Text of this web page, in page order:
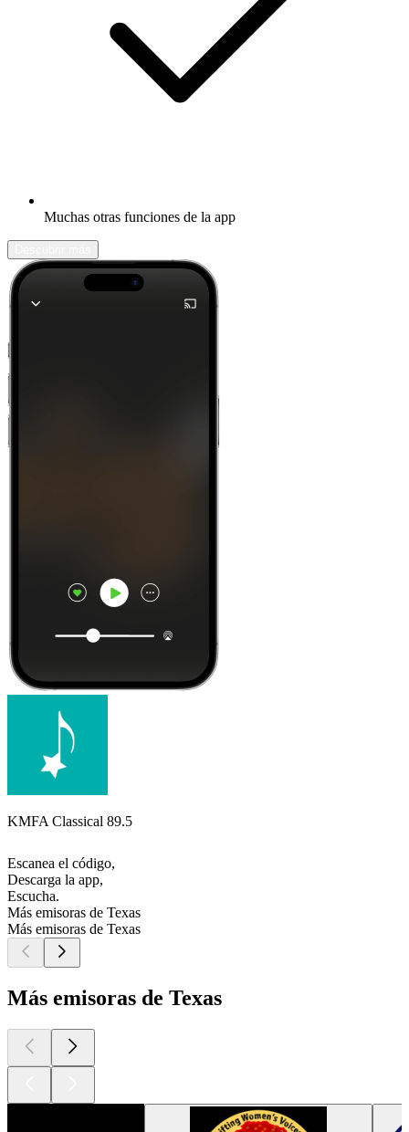
Muchas otras funciones de la app
KMFA Classical 89.5
Escanea el código,
Descarga la app,
Escucha.
Más emisoras de Texas
Más emisoras de Texas
Más emisoras de Texas